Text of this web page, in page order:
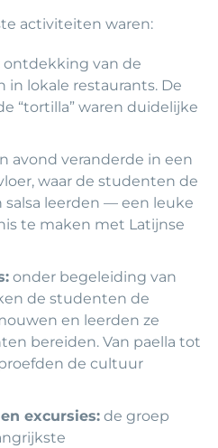
activiteiten waren:
ontdekking van de
in lokale restaurants. De
“tortilla” waren duidelijke
avond veranderde in een
waar de studenten de
salsa leerden — een leuke
te maken met Latijnse
onder begeleiding van
de studenten de
en leerden ze
bereiden. Van paella tot
de cultuur
excursies: de groep